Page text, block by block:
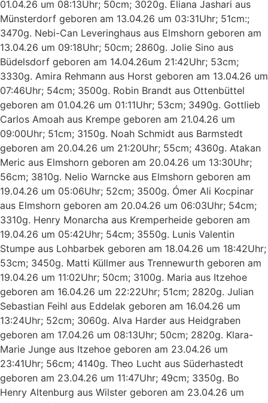
01.04.26 um 08:13Uhr; 50cm; 3020g. Eliana Jashari aus
Münsterdorf geboren am 13.04.26 um 03:31Uhr; 51cm:;
3470g. Nebi-Can Leveringhaus aus Elmshorn geboren am
13.04.26 um 09:18Uhr; 50cm; 2860g. Jolie Sino aus
Büdelsdorf geboren am 14.04.26um 21:42Uhr; 53cm;
3330g. Amira Rehmann aus Horst geboren am 13.04.26 um
07:46Uhr; 54cm; 3500g. Robin Brandt aus Ottenbüttel
geboren am 01.04.26 um 01:11Uhr; 53cm; 3490g. Gottlieb
Carlos Amoah aus Krempe geboren am 21.04.26 um
09:00Uhr; 51cm; 3150g. Noah Schmidt aus Barmstedt
geboren am 20.04.26 um 21:20Uhr; 55cm; 4360g. Atakan
Meric aus Elmshorn geboren am 20.04.26 um 13:30Uhr;
56cm; 3810g. Nelio Warncke aus Elmshorn geboren am
19.04.26 um 05:06Uhr; 52cm; 3500g. Ómer Ali Kocpinar
aus Elmshorn geboren am 20.04.26 um 06:03Uhr; 54cm;
3310g. Henry Monarcha aus Kremperheide geboren am
19.04.26 um 05:42Uhr; 54cm; 3550g. Lunis Valentin
Stumpe aus Lohbarbek geboren am 18.04.26 um 18:42Uhr;
53cm; 3450g. Matti Küllmer aus Trennewurth geboren am
19.04.26 um 11:02Uhr; 50cm; 3100g. Maria aus Itzehoe
geboren am 16.04.26 um 22:22Uhr; 51cm; 2820g. Julian
Sebastian Feihl aus Eddelak geboren am 16.04.26 um
13:24Uhr; 52cm; 3060g. Alva Harder aus Heidgraben
geboren am 17.04.26 um 08:13Uhr; 50cm; 2820g. Klara-
Marie Junge aus Itzehoe geboren am 23.04.26 um
23:41Uhr; 56cm; 4140g. Theo Lucht aus Süderhastedt
geboren am 23.04.26 um 11:47Uhr; 49cm; 3350g. Bo
Henry Altenburg aus Wilster geboren am 23.04.26 um